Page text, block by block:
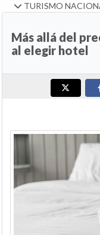
TURISMO
Más allá del
al elegir hotel